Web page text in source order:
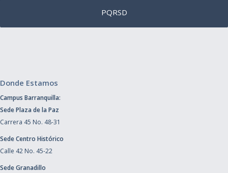
PQRSD
Donde Estamos
Campus Barranquilla:
Sede Plaza de la Paz
Carrera 45 No. 48-31
Sede Centro Histórico
Calle 42 No. 45-22
Sede Granadillo